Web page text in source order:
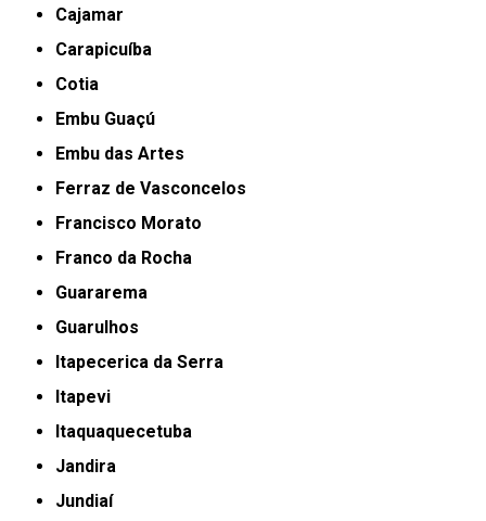
Cajamar
Carapicuíba
Cotia
Embu Guaçú
Embu das Artes
Ferraz de Vasconcelos
Francisco Morato
Franco da Rocha
Guararema
Guarulhos
Itapecerica da Serra
Itapevi
Itaquaquecetuba
Jandira
Jundiaí